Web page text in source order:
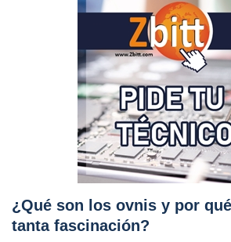
¿Qué son los ovnis y por
tanta fascinación?